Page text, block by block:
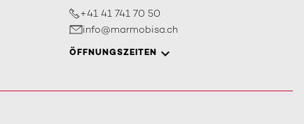
+41 41 741 70 50
info@marmobisa.ch
ÖFFNUNGSZEITEN